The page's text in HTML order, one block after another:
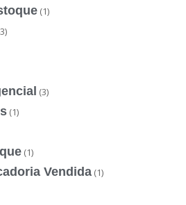
(1)
(3)
(1)
(1)
Vendida (1)